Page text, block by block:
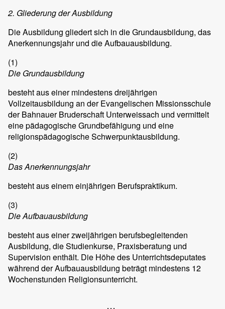
2. Gliederung der Ausbildung
Die Ausbildung gliedert sich in die Grundausbildung, das
Anerkennungsjahr und die Aufbauausbildung.
(1)
Die Grundausbildung
besteht aus einer mindestens dreijährigen
Vollzeitausbildung an der Evangelischen Missionsschule
der Bahnauer Bruderschaft Unterweissach und vermittelt
eine pädagogische Grundbefähigung und eine
religionspädagogische Schwerpunktausbildung.
(2)
Das Anerkennungsjahr
besteht aus einem einjährigen Berufspraktikum.
(3)
Die Aufbauausbildung
besteht aus einer zweijährigen berufsbegleitenden
Ausbildung, die Studienkurse, Praxisberatung und
Supervision enthält. Die Höhe des Unterrichtsdeputates
während der Aufbauausbildung beträgt mindestens 12
Wochenstunden Religionsunterricht.